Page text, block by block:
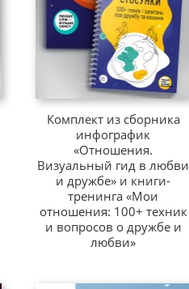
Комплект из сборника
инфографик
«Отношения.
Визуальный гид в любви
и дружбе» и книги-
тренинга «Мои
отношения: 100+ техник
и вопросов о дружбе и
любви»